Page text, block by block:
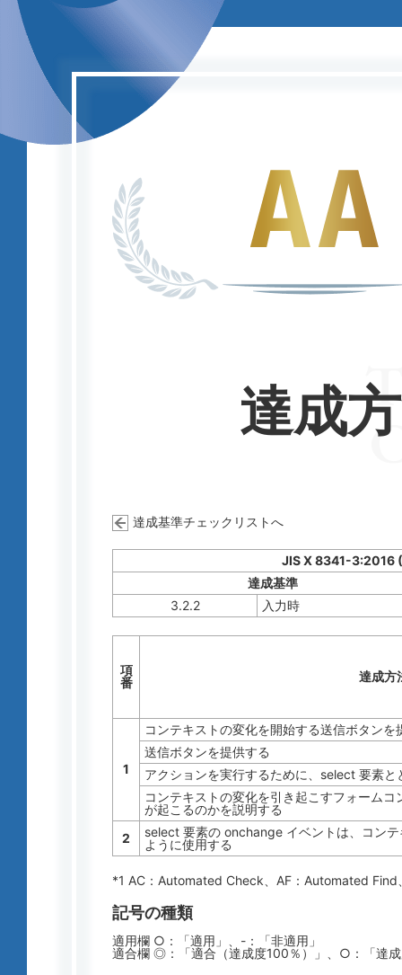
達成
達成基準チェックリストへ
JIS X 8341-3:2016
達成基準
3.2.2
入力時
項
番
達成方
1
コンテキストの変化を開始する送信ボタンを
送信ボタンを提供する
アクションを実行するために、select 要素と
コンテキストの変化を引き起こすフォーム
が起こるのかを説明する
2
select 要素の onchange イベントは、コン
ように使用する
*1 AC： Automated Check 、AF： Automated Find
記号の種類
適用欄 ○：「適用」、-：「非適用」
適合欄 ◎：「適合（達成度100％）」、○：「達